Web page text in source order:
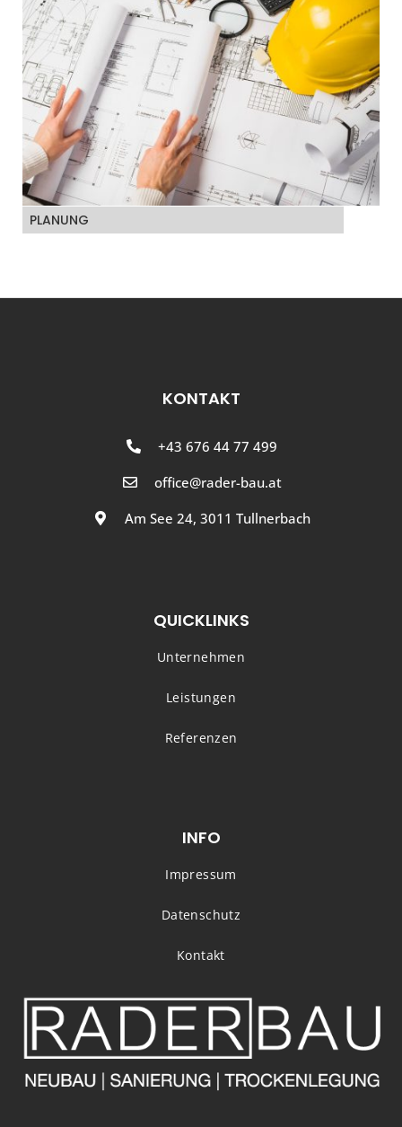
PLANUNG
KONTAKT
+43 676 44 77 499
office@rader-bau.at
Am See 24, 3011 Tullnerbach
QUICKLINKS
Unternehmen
Leistungen
Referenzen
INFO
Impressum
Datenschutz
Kontakt